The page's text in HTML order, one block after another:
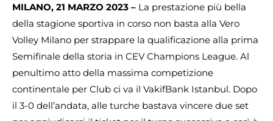
MILANO, 21 MARZO 2023 – La prestazione più bella
della stagione sportiva in corso non basta alla Vero
Volley Milano per strappare la qualificazione alla prima
Semifinale della storia in CEV Champions League. Al
penultimo atto della massima competizione
continentale per Club ci va il VakifBank Istanbul. Dopo
il 3-0 dell’andata, alle turche bastava vincere due set